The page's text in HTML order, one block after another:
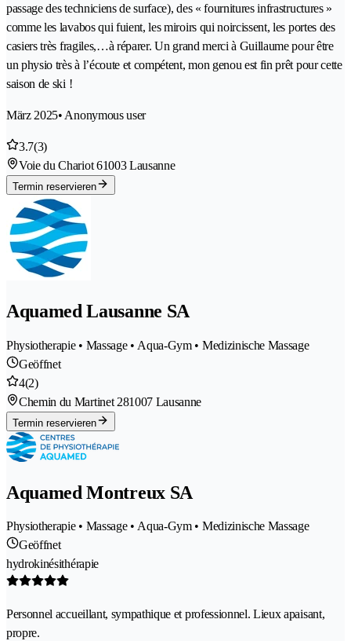
passage des techniciens de surface), des « fournitures infrastructures »
comme les lavabos qui fuient, les miroirs qui noircissent, les portes des
casiers très fragiles,…à réparer. Un grand merci à Guillaume pour être
un physio très à l’écoute et compétent, mon genou est fin prêt pour cette
saison de ski !
März 2025• Anonymous user
3.7(3)
Voie du Chariot 61003 Lausanne
Termin reservieren
Aquamed Lausanne SA
Physiotherapie • Massage • Aqua-Gym • Medizinische Massage
Geöffnet
4(2)
Chemin du Martinet 281007 Lausanne
Termin reservieren
Aquamed Montreux SA
Physiotherapie • Massage • Aqua-Gym • Medizinische Massage
Geöffnet
hydrokinésithérapie
Personnel accueillant, sympathique et professionnel. Lieux apaisant,
propre.